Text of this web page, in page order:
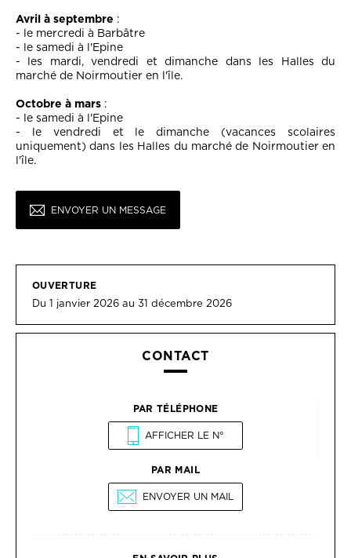
Avril à septembre :
- le mercredi à Barbâtre
- le samedi à l'Epine
- les mardi, vendredi et dimanche dans les Halles du
marché de Noirmoutier en l'île.
Octobre à mars :
- le samedi à l'Epine
- le vendredi et le dimanche (vacances scolaires
uniquement)dans les Halles du marché de Noirmoutier en
l'île.
ENVOYER UN MESSAGE
OUVERTURE
Du 1 janvier 2026 au 31 décembre 2026
CONTACT
PAR TÉLÉPHONE
AFFICHER LE N°
PAR MAIL
ENVOYER UN MAIL